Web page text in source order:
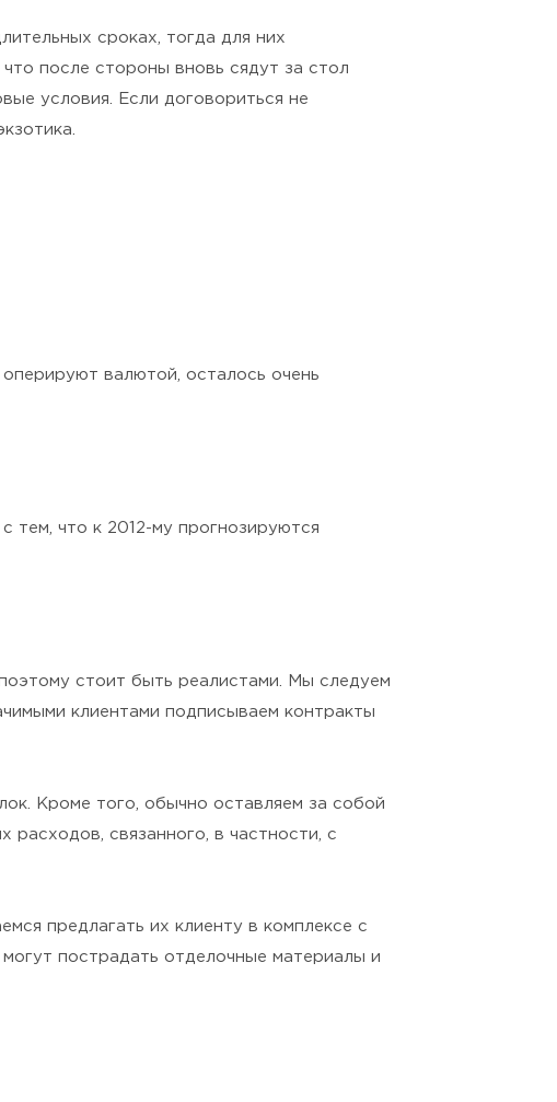
сроках, тогда для них
после стороны вновь сядут за стол
условия. Если договориться не
валютой, осталось очень
тем, что к 2012-му прогнозируются
стоит быть реалистами. Мы следуем
клиентами подписываем контракты
Кроме того, обычно оставляем за собой
расходов, связанного, в частности, с
предлагать их клиенту в комплексе с
пострадать отделочные материалы и